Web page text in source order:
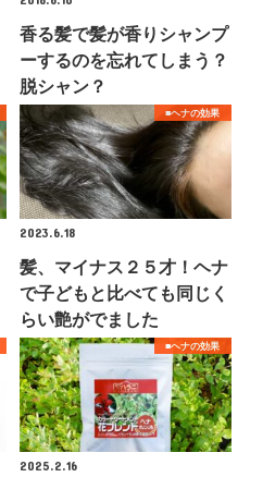
香る髪で髪が香りシャンプ
ーするのを忘れてしまう？
脱シャン？
■ヘナの効果
2023.6.18
髪、マイナス２５才！ヘナ
で子どもと比べても同じく
らい艶がでました
■ヘナの効果
2025.2.16